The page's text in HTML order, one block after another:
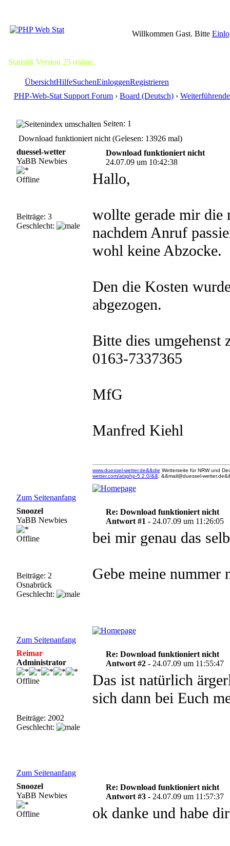
Willkommen Gast. Bitte
Statistik Version 25 online.
ÜbersichtHilfeSuchenEinloggenRegistrieren
PHP-Web-Stat Support Forum › Board (Deutsch) ›
Seiten: 1
Download funktioniert nicht (Gelesen: 13926 mal)
duessel-wetter
YaBB Newbies
Offline
Beiträge: 3
Geschlecht:
Download funktioniert nicht
24.07.09 um 10:42:38
Hallo,
wollte gerade mir die
nachdem Anruf
wohl keine Abzocke.
Den die Kosten
abgezogen.
Bitte dies umgehenst
0163-7337365
MfG
Manfred Kiehl
Zum Seitenanfang
www.duessel-wetter.de&&die Wetterseite für NRW und
wetter.com/atsphp-5.2.0/&&; &&mail@duessel-
Snoozel
YaBB Newbies
Offline
Beiträge: 2
Osnabrück
Geschlecht:
Re: Download funktioniert nicht
Antwort #1 - 24.07.09 um 11:26:05
bei mir genau das
Gebe meine nummer
Zum Seitenanfang
Reimar
Administrator
Offline
Beiträge: 2002
Geschlecht:
Re: Download funktioniert nicht
Antwort #2 - 24.07.09 um 11:55:47
Das ist natürlich
sich dann bei Euch
Zum Seitenanfang
Snoozel
YaBB Newbies
Offline
Re: Download funktioniert nicht
Antwort #3 - 24.07.09 um 11:57:37
ok danke und habe